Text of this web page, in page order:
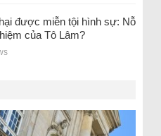
được miễn tội hình sự: Nỗ
của Tô Lâm?